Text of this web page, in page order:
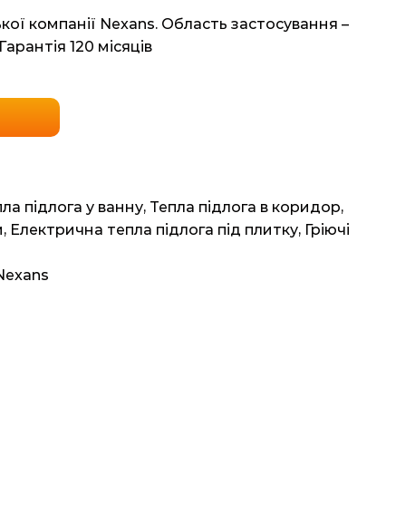
компанії Nexans. Область застосування –
120 місяців
підлога у ванну, Тепла підлога в коридор,
, Електрична тепла підлога під плитку, Гріючі